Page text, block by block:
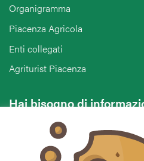
Organigramma
Piacenza Agricola
Enti collegati
Agriturist Piacenza
Hai bisogno di
Vuoi contattarci per ricevere
commento o chiedere